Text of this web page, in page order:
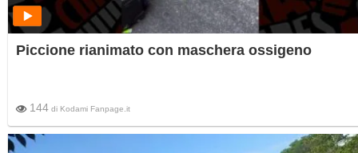
Piccione rianimato con maschera ossigeno
144 di Kodami Fanpage.it